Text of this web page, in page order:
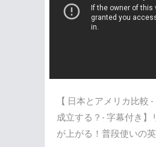
【 日本とアメリカ比較
成立する？- 字幕付き】
が上がる！普段使いの